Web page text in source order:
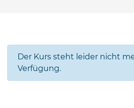
Der Kurs steht leider nicht
Verfügung.